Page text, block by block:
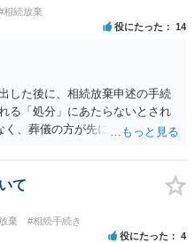
全部相続すると、母から三人
となります。 そうすると、母が
ちらかが亡くなってから相続す
的に相続をするのがおすすめと
をつける点はあるかもしれませ
すすめと思います。
相続放棄
役にたった 14
した後に、相続放棄申述の手続
る「処分」にあたらないとされ
、葬儀の方が先に来るのが通常
だ、葬儀費用ならいくらでもよ
社会的儀式として当然認められ
いです。 もし、相続人の皆さん
質素な葬儀を行った費用であれ
認められない可能性が高いの
て
棄 #相続手続き
役にたった 4